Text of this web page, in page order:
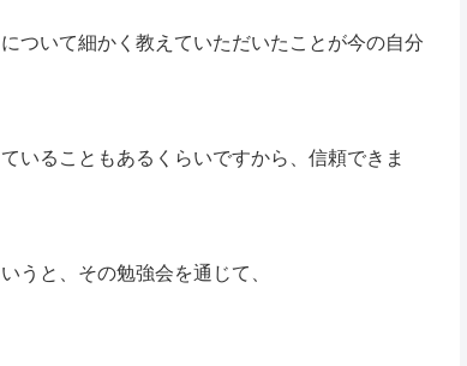
ついて細かく教えていただいたことが今の自分
いることもあるくらいですから、信頼できま
うと、その勉強会を通じて、